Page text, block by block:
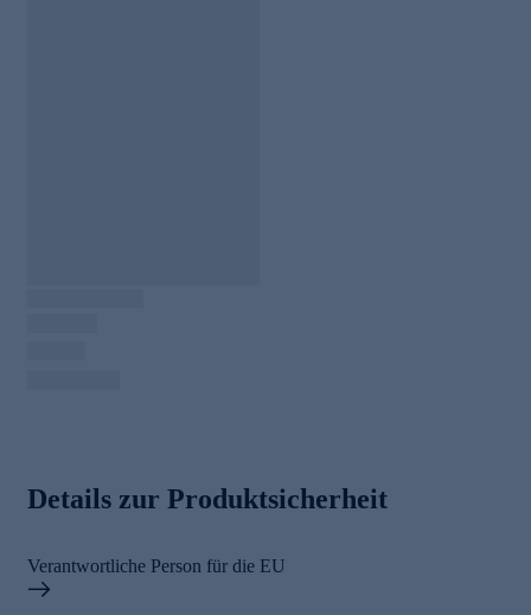
Details zur Produktsicherheit
Verantwortliche Person für die EU